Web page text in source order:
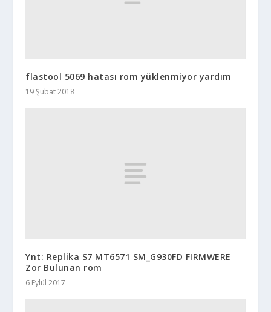
flastool 5069 hatası rom yüklenmiyor yardım
19 Şubat 2018
Ynt: Replika S7 MT6571 SM_G930FD FIRMWERE
Zor Bulunan rom
6 Eylül 2017